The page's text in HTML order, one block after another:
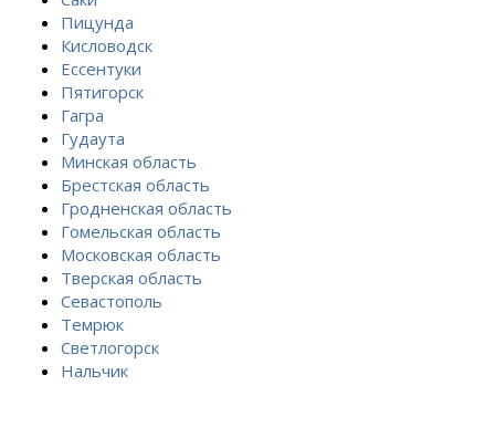
Пицунда
Кисловодск
Ессентуки
Пятигорск
Гагра
Гудаута
Минская область
Брестская область
Гродненская область
Гомельская область
Московская область
Тверская область
Севастополь
Темрюк
Светлогорск
Нальчик